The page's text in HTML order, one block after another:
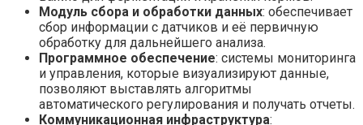
Модуль сбора и обработки данных: обеспечивает
сбор информации с датчиков и её первичную
обработку для дальнейшего анализа.
Программное обеспечение: системы мониторинга
и управления, которые визуализируют данные,
позволяют выставлять алгоритмы
автоматического регулирования и получать отчеты.
Коммуникационная инфраструктура: